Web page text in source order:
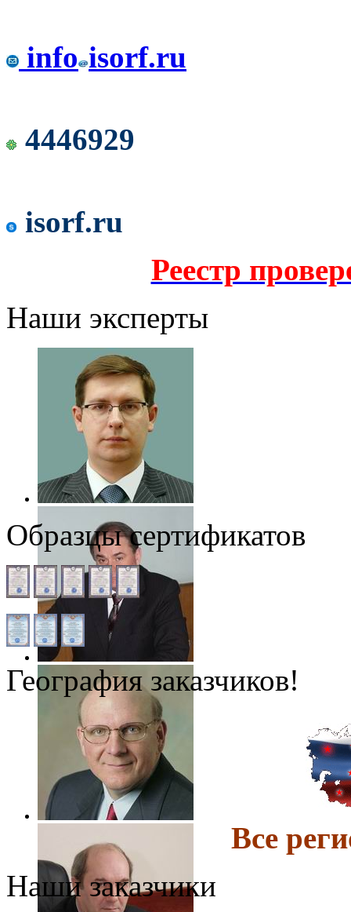
info isorf.ru
4446929
isorf.ru
Реестр
Наши эксперты
Образцы сертификатов
География заказчиков!
Все
Наши заказчики